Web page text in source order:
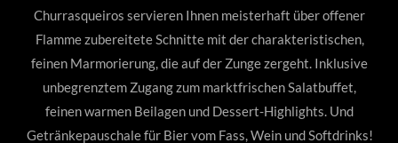
Churrasqueiros servieren Ihnen meisterhaft über offener
Flamme zubereitete Schnitte mit der charakteristischen,
feinen Marmorierung, die auf der Zunge zergeht. Inklusive
unbegrenztem Zugang zum marktfrischen Salatbuffet,
feinen warmen Beilagen und Dessert-Highlights. Und
Getränkepauschale für Bier vom Fass, Wein und Softdrinks!